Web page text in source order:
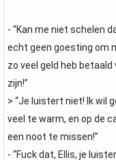
- “Kan me niet schelen
echt geen goesting om
zo veel geld heb
zijn!”
> “Je luistert niet! Ik wil
veel te warm, en op de
een noot te missen!”
- “Fuck dat, Ellis, je